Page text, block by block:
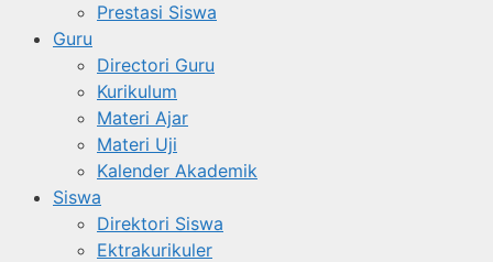
Prestasi Siswa
Guru
Directori Guru
Kurikulum
Materi Ajar
Materi Uji
Kalender Akademik
Siswa
Direktori Siswa
Ektrakurikuler